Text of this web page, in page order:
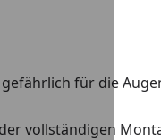
für die
vollständigen